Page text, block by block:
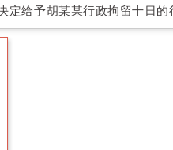
给予胡某某行政拘留十日的